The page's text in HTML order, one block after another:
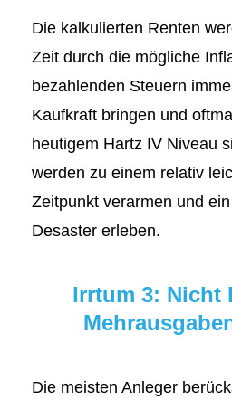
Die kalkulierten Renten
Zeit durch die mögliche
bezahlenden Steuern
Kaufkraft bringen und
heutigem Hartz IV Niveau
werden zu einem relativ
Zeitpunkt verarmen und
Desaster erleben.
Irrtum 3: Nicht
Die meisten Anleger